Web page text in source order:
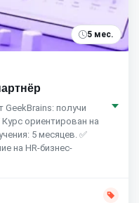
5 мес.
GeekBrains: получи
ориентирован на
5 месяцев. ✅
на HR-бизнес-